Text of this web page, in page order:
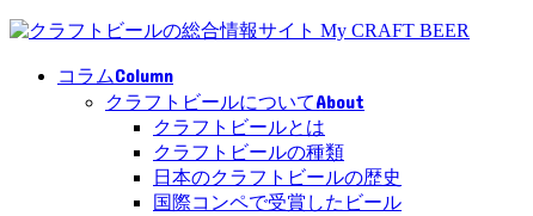
コラムColumn
クラフトビールについてAbout
クラフトビールとは
クラフトビールの種類
日本のクラフトビールの歴史
国際コンペで受賞したビール